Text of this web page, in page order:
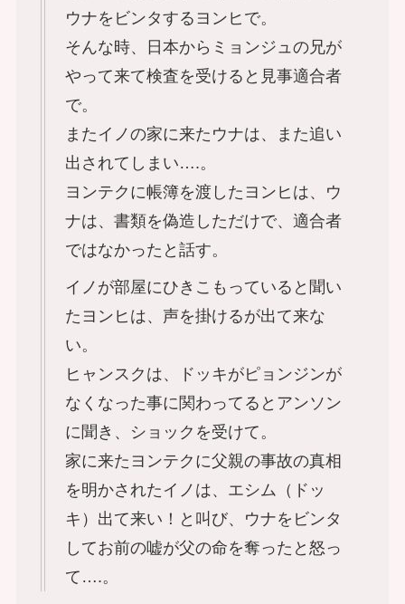
ウナをビンタするヨンヒで。
そんな時、日本からミョンジュの兄が
やって来て検査を受けると見事適合者
で。
またイノの家に来たウナは、また追い
出されてしまい….。
ヨンテクに帳簿を渡したヨンヒは、ウ
ナは、書類を偽造しただけで、適合者
ではなかったと話す。
イノが部屋にひきこもっていると聞い
たヨンヒは、声を掛けるが出て来な
い。
ヒャンスクは、ドッキがピョンジンが
なくなった事に関わってるとアンソン
に聞き、ショックを受けて。
家に来たヨンテクに父親の事故の真相
を明かされたイノは、エシム（ドッ
キ）出て来い！と叫び、ウナをビンタ
してお前の嘘が父の命を奪ったと怒っ
て….。